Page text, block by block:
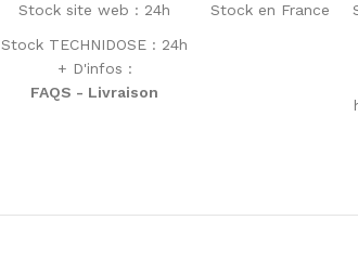
Stock site web : 24h
Stock TECHNIDOSE : 24h
+ D'infos :
FAQS - Livraison
Stock en France